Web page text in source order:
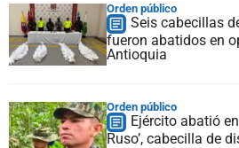
Orden público
Seis cabecillas
fueron abatidos en
Antioquia
Orden público
Ejército abatió
Ruso’, cabecilla de